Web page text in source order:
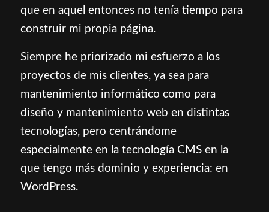
que en aquel entonces no tenía tiempo para
construir mi propia página.
Siempre he priorizado mi esfuerzo a los
proyectos de mis clientes, ya sea para
mantenimiento informático como para
diseño y mantenimiento web en distintas
tecnologías, pero centrándome
especialmente en la tecnología CMS en la
que tengo más dominio y experiencia: en
WordPress.